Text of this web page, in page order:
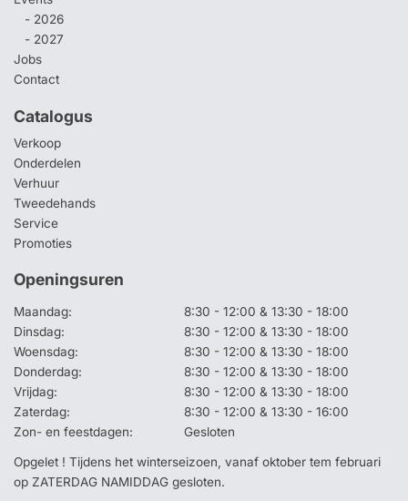
- 2026
- 2027
Jobs
Contact
Catalogus
Verkoop
Onderdelen
Verhuur
Tweedehands
Service
Promoties
Openingsuren
Maandag:
8:30 - 12:00 & 13:30 - 18:00
Dinsdag:
8:30 - 12:00 & 13:30 - 18:00
Woensdag:
8:30 - 12:00 & 13:30 - 18:00
Donderdag:
8:30 - 12:00 & 13:30 - 18:00
Vrijdag:
8:30 - 12:00 & 13:30 - 18:00
Zaterdag:
8:30 - 12:00 & 13:30 - 16:00
Zon- en feestdagen:
Gesloten
Opgelet ! Tijdens het winterseizoen, vanaf oktober tem februari
op ZATERDAG NAMIDDAG gesloten.